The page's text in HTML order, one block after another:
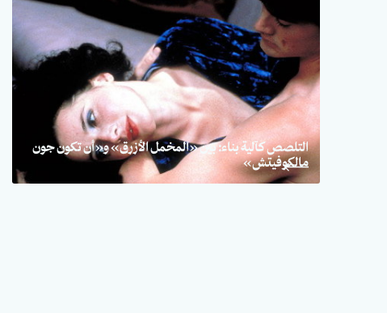
التلصص كآلية بناء: بين «المخمل الأزرق» و«أن تكون جون
مالكوفيتش»